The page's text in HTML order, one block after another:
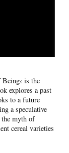
Being‹ is the
explores a past
to a future
a speculative
the myth of
cereal varieties